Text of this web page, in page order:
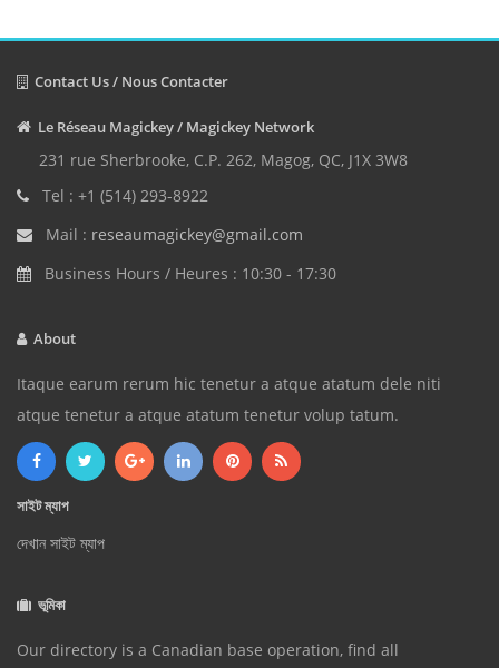
Contact Us / Nous Contacter
Le Réseau Magickey / Magickey Network
231 rue Sherbrooke, C.P. 262, Magog, QC, J1X 3W8
Tel : +1 (514) 293-8922
Mail : reseaumagickey@gmail.com
Business Hours / Heures : 10:30 - 17:30
About
Itaque earum rerum hic tenetur a atque atatum dele niti
atque tenetur a atque atatum tenetur volup tatum.
সাইট ম্যাপ
দেখান সাইট ম্যাপ
ভূমিকা
Our directory is a Canadian base operation, find all